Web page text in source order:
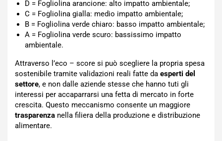
D = Fogliolina arancione: alto impatto ambientale;
C = Fogliolina gialla: medio impatto ambientale;
B = Fogliolina verde chiaro: basso impatto ambientale;
A = Fogliolina verde scuro: bassissimo impatto
ambientale.
Attraverso l’eco – score si può scegliere la propria spesa
sostenibile tramite validazioni reali fatte da esperti del
settore, e non dalle aziende stesse che hanno tuti gli
interessi per accaparrarsi una fetta di mercato in forte
crescita. Questo meccanismo consente un maggiore
trasparenza nella filiera della produzione e distribuzione
alimentare.